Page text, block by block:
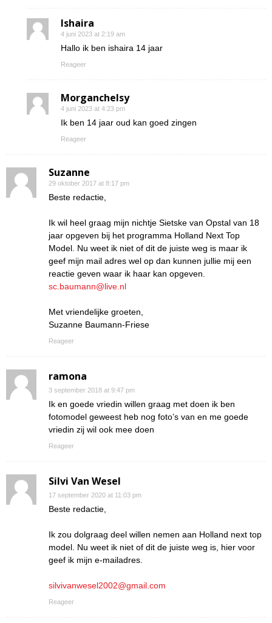
Ishaira
4 juni 2023 at 2:19 am
Hallo ik ben ishaira 14 jaar
Reageer
Morganchelsy
4 juni 2023 at 4:23 pm
Ik ben 14 jaar oud kan goed zingen
Reageer
Suzanne
29 oktober 2017 at 8:17 pm
Beste redactie,
Ik wil heel graag mijn nichtje Sietske van Opstal van 18
jaar opgeven bij het programma Holland Next Top
Model. Nu weet ik niet of dit de juiste weg is maar ik
geef mijn mail adres wel op dan kunnen jullie mij een
reactie geven waar ik haar kan opgeven.
sc.baumann@live.nl
Met vriendelijke groeten,
Suzanne Baumann-Friese
Reageer
ramona
3 september 2018 at 9:47 pm
Ik en goede vriedin willen graag met doen ik ben
fotomodel geweest heb nog foto’s van en me goede
vriedin zij wil ook mee doen
Reageer
Silvi Van Wesel
17 september 2020 at 11:03 pm
Beste redactie,
Ik zou dolgraag deel willen nemen aan Holland next top
model. Nu weet ik niet of dit de juiste weg is, hier voor
geef ik mijn e-mailadres.
silvivanwesel2002@gmail.com
Reageer